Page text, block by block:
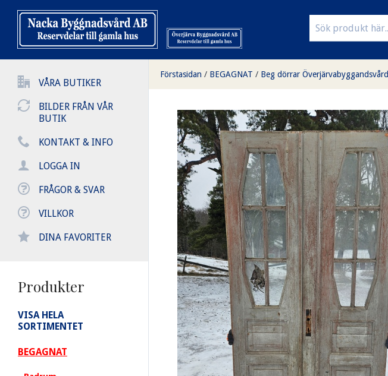
VÅRA BUTIKER
BILDER FRÅN VÅR
BUTIK
KONTAKT & INFO
LOGGA IN
FRÅGOR & SVAR
VILLKOR
DINA FAVORITER
Produkter
VISA HELA
SORTIMENTET
BEGAGNAT
Förstasidan / BEGAGNAT / Beg dörrar Överjärvabyggandsvård